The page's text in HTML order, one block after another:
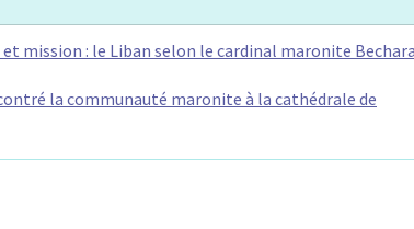
et mission : le Liban selon le cardinal maronite Bechara
la communauté maronite à la cathédrale de